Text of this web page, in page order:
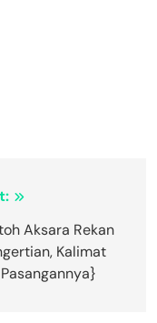
Aksara Rekan
Kalimat